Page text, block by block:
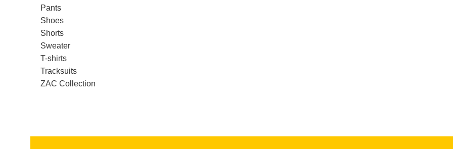
Pants
Shoes
Shorts
Sweater
T-shirts
Tracksuits
ZAC Collection